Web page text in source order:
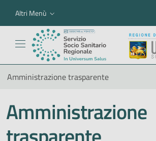
Altri Menù
Amministrazione trasparente
Amministrazione